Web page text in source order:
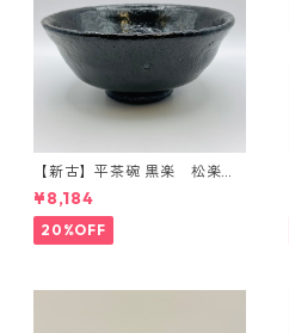
【新古】平茶碗 黒楽 松楽
窯 紙箱入
¥8,184
20%OFF